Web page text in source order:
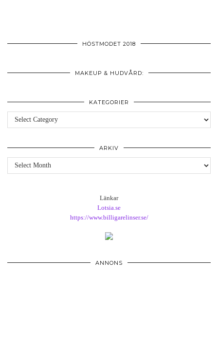
HÖSTMODET 2018
MAKEUP & HUDVÅRD:
KATEGORIER
Kategorier
ARKIV
Arkiv
Länkar
Lotsia.se
https://www.billigarelinser.se/
ANNONS